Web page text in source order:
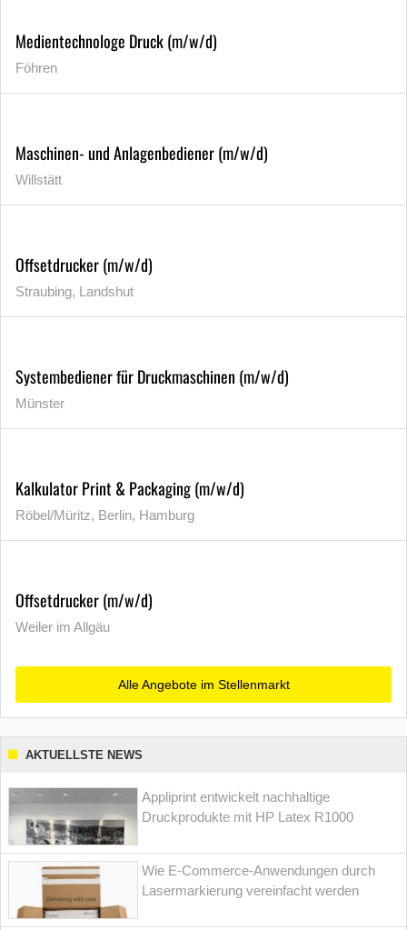
Medientechnologe Druck (m/w/d)
Föhren
Maschinen- und Anlagenbediener (m/w/d)
Willstätt
Offsetdrucker (m/w/d)
Straubing, Landshut
Systembediener für Druckmaschinen (m/w/d)
Münster
Kalkulator Print & Packaging (m/w/d)
Röbel/Müritz, Berlin, Hamburg
Offsetdrucker (m/w/d)
Weiler im Allgäu
Alle Angebote im Stellenmarkt
AKTUELLSTE NEWS
Appliprint entwickelt nachhaltige
Druckprodukte mit HP Latex R1000
Wie E-Commerce-Anwendungen durch
Lasermarkierung vereinfacht werden